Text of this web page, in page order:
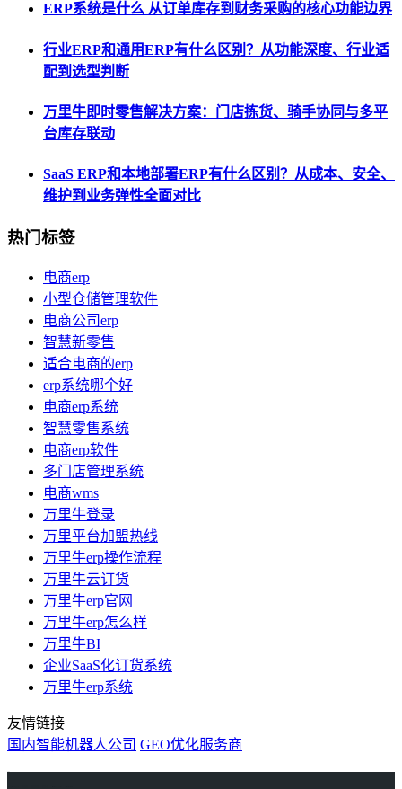
ERP系统是什么 从订单库存到财务采购的核心功能边界
行业ERP和通用ERP有什么区别？从功能深度、行业适
配到选型判断
万里牛即时零售解决方案：门店拣货、骑手协同与多平
台库存联动
SaaS ERP和本地部署ERP有什么区别？从成本、安全、
维护到业务弹性全面对比
热门标签
电商erp
小型仓储管理软件
电商公司erp
智慧新零售
适合电商的erp
erp系统哪个好
电商erp系统
智慧零售系统
电商erp软件
多门店管理系统
电商wms
万里牛登录
万里平台加盟热线
万里牛erp操作流程
万里牛云订货
万里牛erp官网
万里牛erp怎么样
万里牛BI
企业SaaS化订货系统
万里牛erp系统
友情链接
国内智能机器人公司 GEO优化服务商